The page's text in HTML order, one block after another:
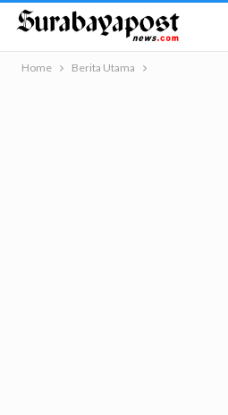
Home Berita Utama